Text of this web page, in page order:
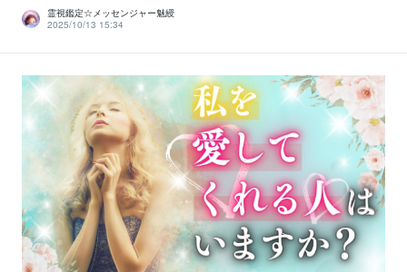
霊視鑑定☆メッセンジャー魅綬
2025/10/13 15:34